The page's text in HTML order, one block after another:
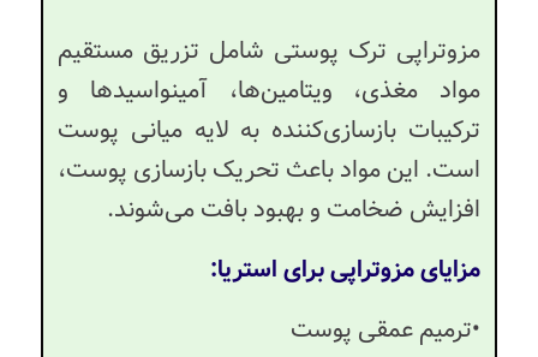
مزوتراپی ترک پوستی شامل تزریق مستقیم
مواد مغذی، ویتامین‌ها، آمینواسیدها و
ترکیبات بازسازی‌کننده به لایه میانی پوست
است. این مواد باعث تحریک بازسازی پوست،
افزایش ضخامت و بهبود بافت می‌شوند.
مزایای مزوتراپی برای استریا:
•ترمیم عمقی پوست